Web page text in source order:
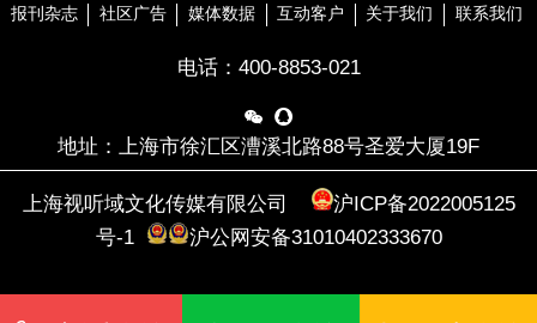
报刊杂志
社区广告 媒体数据 互动客户 关于我们 联系我们
电话： 400-8853-021
 
地址：上海市徐汇区漕溪北路88号圣爱大厦19F
上海视听域文化传媒有限公司
沪ICP备2022005125
号-1
沪公网安备31010402333670